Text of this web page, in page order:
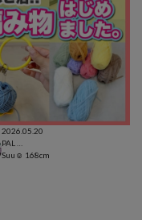
2026.05.20
Suu☺︎ 168cm